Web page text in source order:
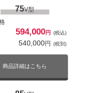
75V型
594,000円 (税込)
540,000円 (税別)
商品詳細はこちら